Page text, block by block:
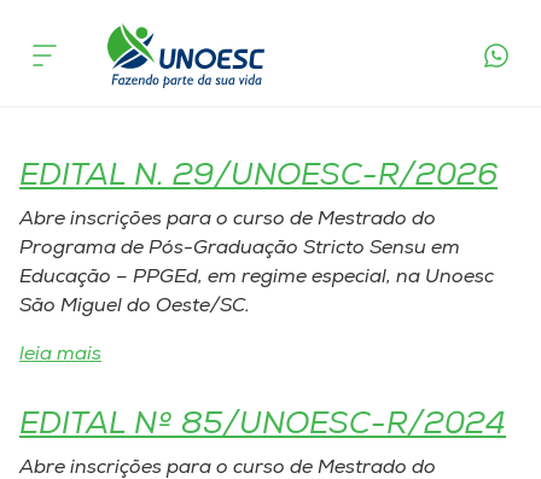
Cursos
Pesquisa
Atendimento ao Estudante
A
Tags Publicações Legais:
Mestrado
EDITAL N. 29/UNOESC-R/2026
Abre inscrições para o curso de Mestrado do
Programa de Pós-Graduação Stricto Sensu em
Educação – PPGEd, em regime especial, na Unoesc
São Miguel do Oeste/SC.
leia mais
EDITAL Nº 85/UNOESC-R/2024
Abre inscrições para o curso de Mestrado do